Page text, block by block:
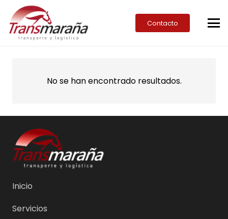
Contacto
No se han encontrado resultados.
Inicio
Servicios